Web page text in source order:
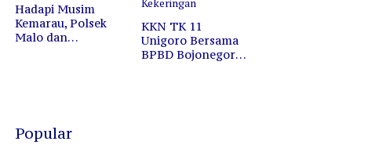
Hadapi Musim
Kemarau, Polsek
Malo dan
KKN TK 11
Unigoro Bersama
BPBD Bojonegoro
Popular